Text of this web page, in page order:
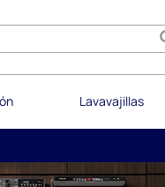
Lavavajillas